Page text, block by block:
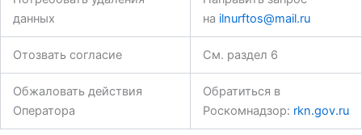
данных
на ilnurftos@mail.ru
Отозвать согласие См. раздел 6
Обжаловать действия
Оператора
Обратиться в
Роскомнадзор: rkn.gov.ru